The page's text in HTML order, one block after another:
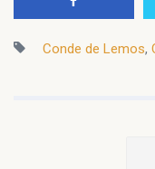
Conde de Lemos,